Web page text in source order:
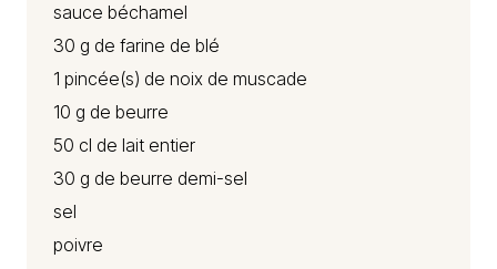
sauce béchamel
30 g de farine de blé
1 pincée(s) de noix de muscade
10 g de beurre
50 cl de lait entier
30 g de beurre demi-sel
sel
poivre